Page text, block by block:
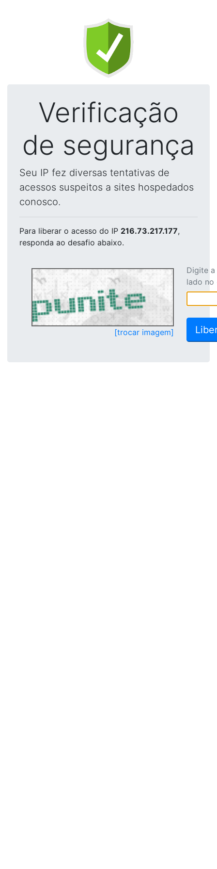
Verificação
de segurança
Seu IP fez diversas tentativas de
acessos suspeitos a sites hospedados
conosco.
Para liberar o acesso do IP 216.73.217.177,
responda ao desafio abaixo.
[trocar imagem]
Digite
lado no